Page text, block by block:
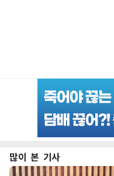
많이 본 기사